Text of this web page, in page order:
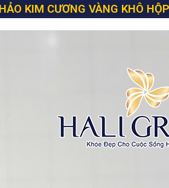
KIM CƯƠNG VÀNG KHÔ